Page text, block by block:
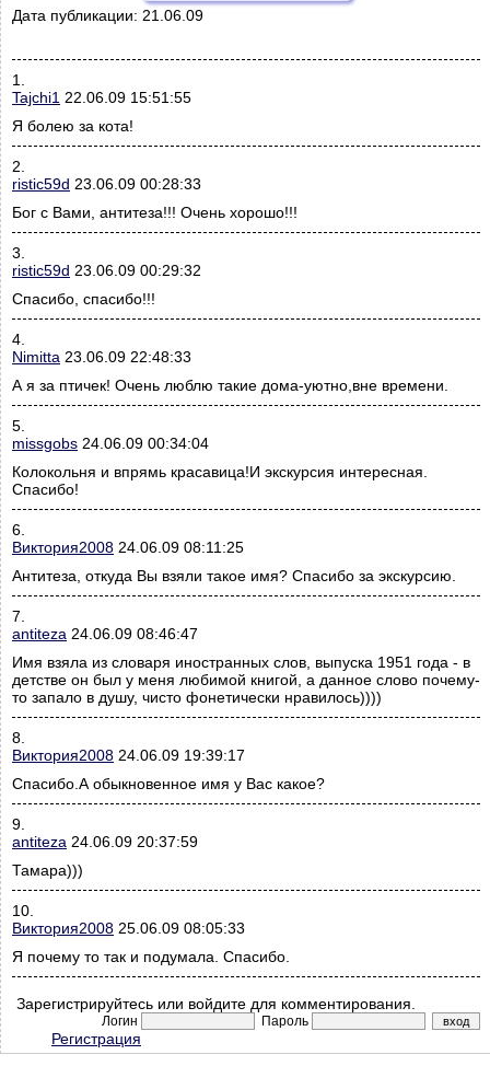
Дата публикации: 21.06.09
1.
Tajchi1 22.06.09 15:51:55
Я болею за кота!
2.
ristic59d 23.06.09 00:28:33
Бог с Вами, антитеза!!! Очень хорошо!!!
3.
ristic59d 23.06.09 00:29:32
Спасибо, спасибо!!!
4.
Nimitta 23.06.09 22:48:33
А я за птичек! Очень люблю такие дома-уютно,вне времени.
5.
missgobs 24.06.09 00:34:04
Колокольня и впрямь красавица!И экскурсия интересная.
Спасибо!
6.
Виктория2008 24.06.09 08:11:25
Антитеза, откуда Вы взяли такое имя? Спасибо за экскурсию.
7.
antiteza 24.06.09 08:46:47
Имя взяла из словаря иностранных слов, выпуска 1951 года - в
детстве он был у меня любимой книгой, а данное слово почему-
то запало в душу, чисто фонетически нравилось))))
8.
Виктория2008 24.06.09 19:39:17
Спасибо.А обыкновенное имя у Вас какое?
9.
antiteza 24.06.09 20:37:59
Тамара)))
10.
Виктория2008 25.06.09 08:05:33
Я почему то так и подумала. Спасибо.
Зарегистрируйтесь или войдите для комментирования.
Логин Пароль
Регистрация